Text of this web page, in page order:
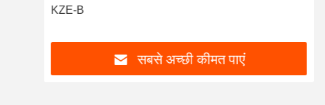
KZE-B
सबसे अच्छी कीमत पाएं